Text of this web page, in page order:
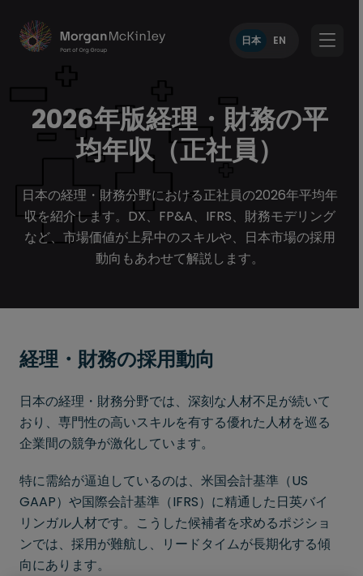
日本 EN
2026年版経理・財務の平
均年収（正社員）
日本の経理・財務分野における正社員の2026年平均年
収を紹介します。DX、FP&A、IFRS、財務モデリング
など、市場価値が上昇中のスキルや、日本市場の採用
動向もあわせて解説します。
経理・財務の採用動向
日本の経理・財務分野では、深刻な人材不足が続いて
おり、専門性の高いスキルを有する優れた人材を巡る
企業間の競争が激化しています。
特に需給が逼迫しているのは、米国会計基準（US
GAAP）や国際会計基準（IFRS）に精通した日英バイ
リンガル人材です。こうした候補者を求めるポジショ
ンでは、採用が難航し、リードタイムが長期化する傾
向にあります。